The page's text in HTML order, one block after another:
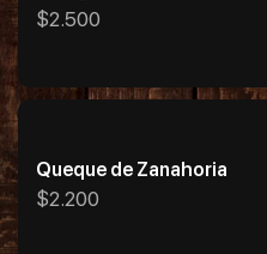
$2.500
Queque de Zanahoria
$2.200